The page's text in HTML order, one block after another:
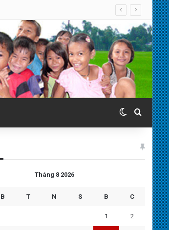
Switch skin
Search
Tháng 8 2026
B T N S B C
1 2